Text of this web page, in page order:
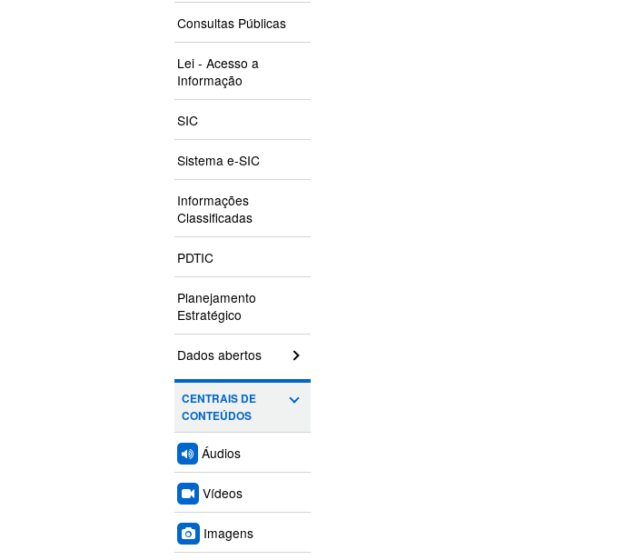
Consultas Públicas
Lei - Acesso a
Informação
SIC
Sistema e-SIC
Informações
Classificadas
PDTIC
Planejamento
Estratégico
Dados abertos
CENTRAIS DE
CONTEÚDOS
Áudios
Vídeos
Imagens